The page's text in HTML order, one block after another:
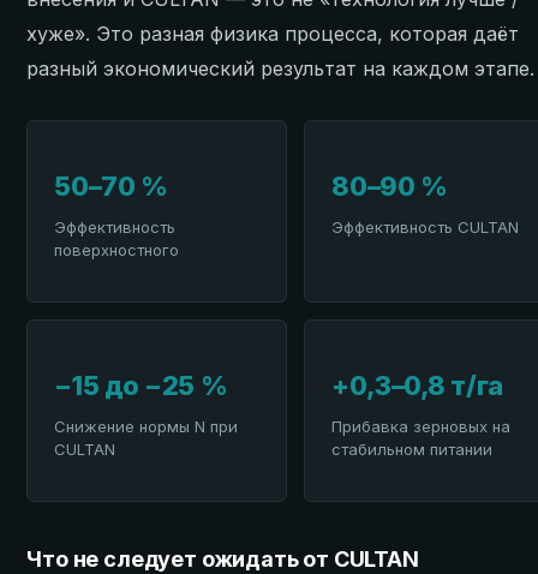
хуже». Это разная физика процесса, которая даёт
разный экономический результат на каждом этапе.
50–70 %
Эффективность
поверхностного
80–90 %
Эффективность CULTAN
−15 до −25 %
Снижение нормы N при
CULTAN
+0,3–0,8 т/га
Прибавка зерновых на
стабильном питании
Что не следует ожидать от CULTAN